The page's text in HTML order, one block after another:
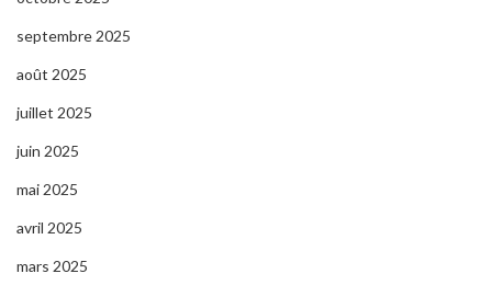
septembre 2025
août 2025
juillet 2025
juin 2025
mai 2025
avril 2025
mars 2025